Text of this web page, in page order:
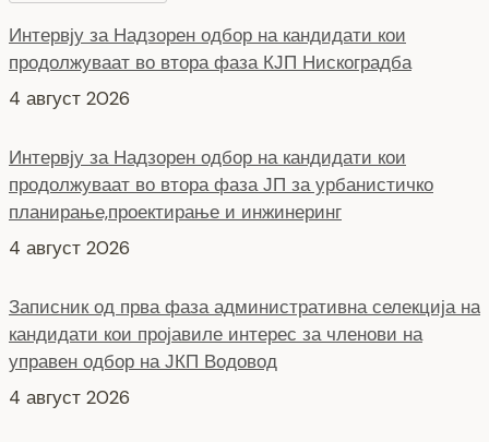
Интервју за Надзорен одбор на кандидати кои
продолжуваат во втора фаза КЈП Нискоградба
4 август 2026
Интервју за Надзорен одбор на кандидати кои
продолжуваат во втора фаза ЈП за урбанистичко
планирање,проектирање и инжинеринг
4 август 2026
Записник од прва фаза административна селекција на
кандидати кои пројавиле интерес за членови на
управен одбор на ЈКП Водовод
4 август 2026